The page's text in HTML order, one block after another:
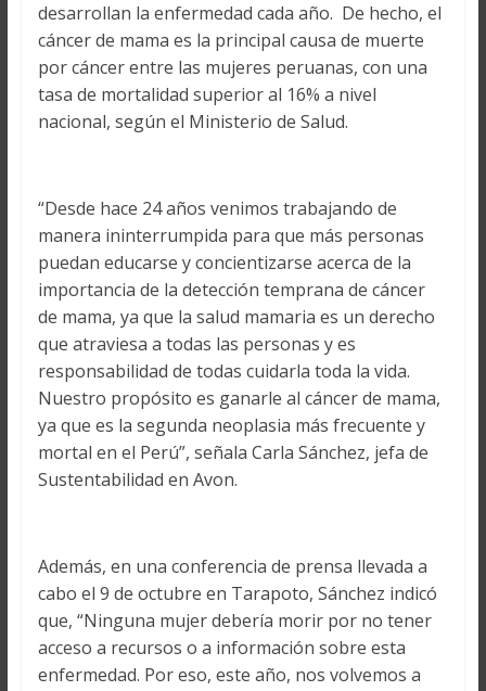
desarrollan la enfermedad cada año. De hecho, el
cáncer de mama es la principal causa de muerte
por cáncer entre las mujeres peruanas, con una
tasa de mortalidad superior al 16% a nivel
nacional, según el Ministerio de Salud.
“Desde hace 24 años venimos trabajando de
manera ininterrumpida para que más personas
puedan educarse y concientizarse acerca de la
importancia de la detección temprana de cáncer
de mama, ya que la salud mamaria es un derecho
que atraviesa a todas las personas y es
responsabilidad de todas cuidarla toda la vida.
Nuestro propósito es ganarle al cáncer de mama,
ya que es la segunda neoplasia más frecuente y
mortal en el Perú”, señala Carla Sánchez, jefa de
Sustentabilidad en Avon.
Además, en una conferencia de prensa llevada a
cabo el 9 de octubre en Tarapoto, Sánchez indicó
que, “Ninguna mujer debería morir por no tener
acceso a recursos o a información sobre esta
enfermedad. Por eso, este año, nos volvemos a